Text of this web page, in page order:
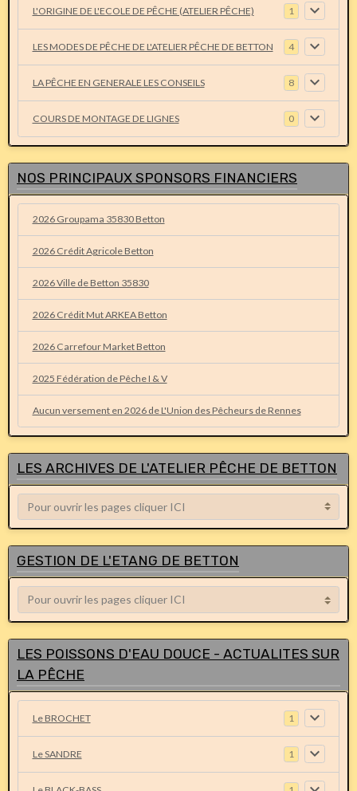
L'ORIGINE DE L'ECOLE DE PÊCHE (ATELIER PÊCHE) 1
LES MODES DE PÊCHE DE L'ATELIER PÊCHE DE BETTON 4
LA PÊCHE EN GENERALE LES CONSEILS 8
COURS DE MONTAGE DE LIGNES 0
NOS PRINCIPAUX SPONSORS FINANCIERS
2026 Groupama 35830 Betton
2026 Crédit Agricole Betton
2026 Ville de Betton 35830
2026 Crédit Mut ARKEA Betton
2026 Carrefour Market Betton
2025 Fédération de Pêche I & V
Aucun versement en 2026 de L'Union des Pêcheurs de Rennes
LES ARCHIVES DE L'ATELIER PÊCHE DE BETTON
GESTION DE L'ETANG DE BETTON
LES POISSONS D'EAU DOUCE - ACTUALITES SUR
LA PÊCHE
Le BROCHET 1
Le SANDRE 1